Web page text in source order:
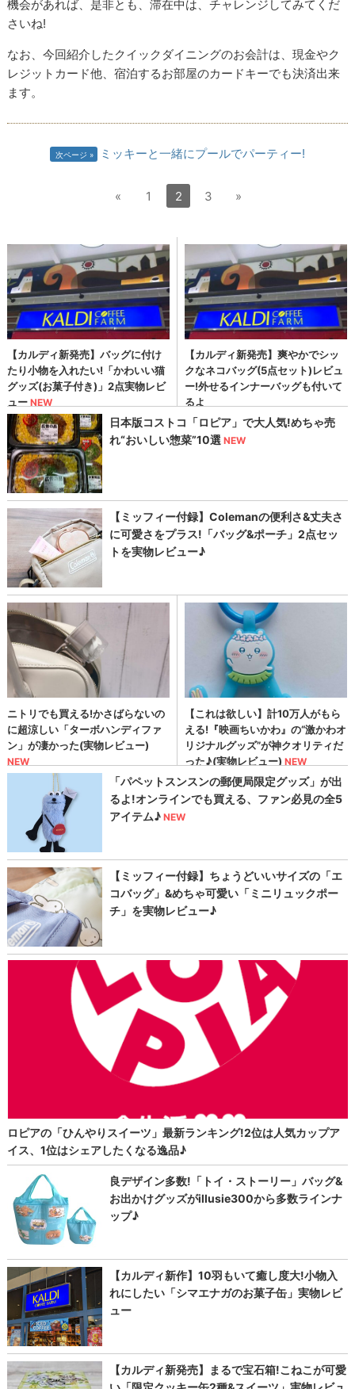
機会があれば、是非とも、滞在中は、チャレンジしてみてくだ
さいね!
なお、今回紹介したクイックダイニングのお会計は、現金やク
レジットカード他、宿泊するお部屋のカードキーでも決済出来
ます。
次ページ ミッキーと一緒にプールでパーティー!
« 1 2 3 »